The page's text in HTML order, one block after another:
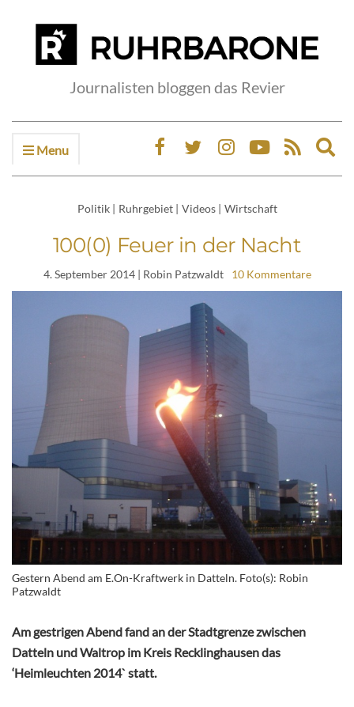
Journalisten bloggen das Revier
Menu
Politik | Ruhrgebiet | Videos | Wirtschaft
100(0) Feuer in der Nacht
4. September 2014| Robin Patzwaldt 10 Kommentare
Gestern Abend am E.On-Kraftwerk in Datteln. Foto(s): Robin
Patzwaldt
Am gestrigen Abend fand an der Stadtgrenze zwischen
Datteln und Waltrop im Kreis Recklinghausen das
‘Heimleuchten 2014` statt.